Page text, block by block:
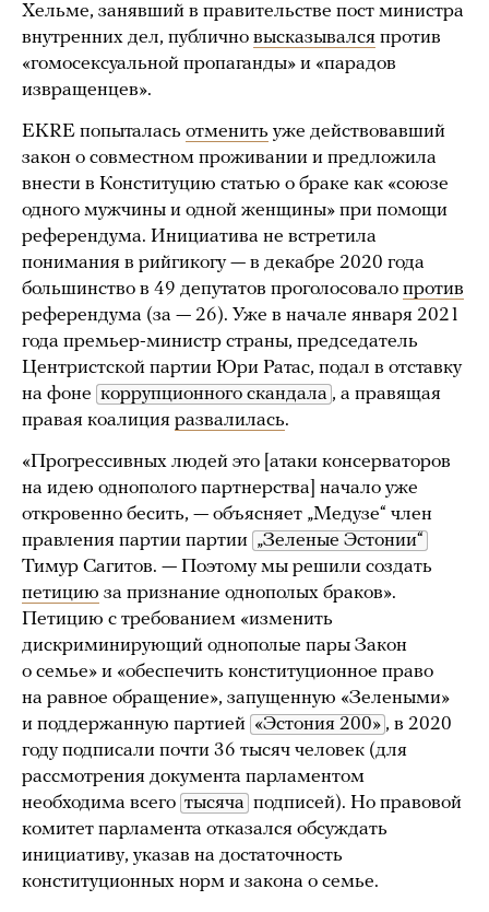
Хельме, занявший в правительстве пост министра
внутренних дел, публично высказывался против
«гомосексуальной пропаганды» и «парадов
извращенцев».
EKRE попыталась отменить уже действовавший
закон о совместном проживании и предложила
внести в Конституцию статью о браке как «союзе
одного мужчины и одной женщины» при помощи
референдума. Инициатива не встретила
понимания в рийгикогу — в декабре 2020 года
большинство в 49 депутатов проголосовало против
референдума (за — 26). Уже в начале января 2021
года премьер-министр страны, председатель
Центристской партии Юри Ратас, подал в отставку
на фоне коррупционного скандала , а правящая
правая коалиция развалилась.
«Прогрессивных людей это [атаки консерваторов
на идею однополого партнерства] начало уже
откровенно бесить, — объясняет „Медузе“ член
правления партии партии „Зеленые Эстонии“
Тимур Сагитов. — Поэтому мы решили создать
петицию за признание однополых браков».
Петицию с требованием «изменить
дискриминирующий однополые пары Закон
о семье» и «обеспечить конституционное право
на равное обращение», запущенную «Зелеными»
и поддержанную партией «Эстония 200» , в 2020
году подписали почти 36 тысяч человек (для
рассмотрения документа парламентом
необходима всего тысяча подписей). Но правовой
комитет парламента отказался обсуждать
инициативу, указав на достаточность
конституционных норм и закона о семье.